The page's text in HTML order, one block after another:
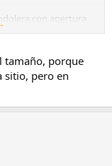
con apertura
tienes de marcas
fotocasion o
tamaño, porque
sitio, pero en